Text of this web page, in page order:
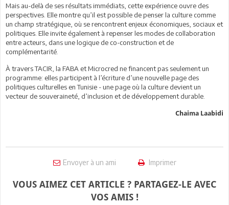
Mais au-delà de ses résultats immédiats, cette expérience ouvre des
perspectives. Elle montre qu’il est possible de penser la culture comme
un champ stratégique, où se rencontrent enjeux économiques, sociaux et
politiques. Elle invite également à repenser les modes de collaboration
entre acteurs, dans une logique de co-construction et de
complémentarité.
À travers TACIR, la FABA et Microcred ne financent pas seulement un
programme: elles participent à l’écriture d’une nouvelle page des
politiques culturelles en Tunisie - une page où la culture devient un
vecteur de souveraineté, d’inclusion et de développement durable.
Chaima Laabidi
Envoyer à un ami Imprimer
VOUS AIMEZ CET ARTICLE ? PARTAGEZ-LE AVEC
VOS AMIS !